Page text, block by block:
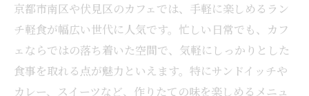
京都市南区や伏見区のカフェでは、手軽に楽しめるラン
チ軽食が幅広い世代に人気です。忙しい日常でも、カフ
ェならではの落ち着いた空間で、気軽にしっかりとした
食事を取れる点が魅力といえます。特にサンドイッチや
カレー、スイーツなど、作りたての味を楽しめるメニュ